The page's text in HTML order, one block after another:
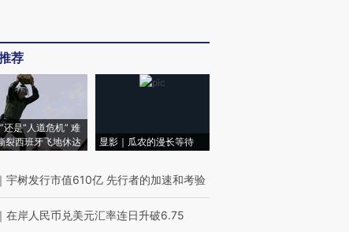
荐
还是“人道危机” 难
裂西班牙飞地休达
显影｜瓜农的漫长等待
｜ 宇树发行市值610亿 先行者的加速和考验
｜ 在岸人民币兑美元汇率连日升破6.75